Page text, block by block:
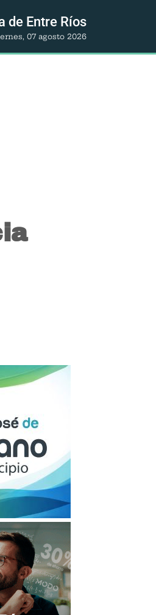
de Entre Ríos
07 agosto 2026